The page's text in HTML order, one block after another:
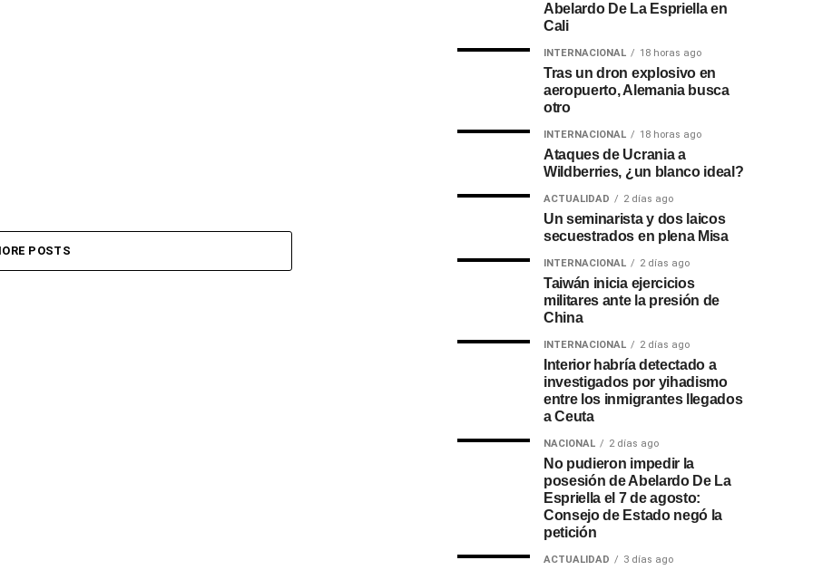
POSTS
Abelardo De La Espriella en
Cali
INTERNACIONAL 18 horas ago
Tras un dron explosivo en
aeropuerto, Alemania busca
otro
INTERNACIONAL 18 horas ago
Ataques de Ucrania a
Wildberries, ¿un blanco ideal?
ACTUALIDAD 2 días ago
Un seminarista y dos laicos
secuestrados en plena Misa
INTERNACIONAL 2 días ago
Taiwán inicia ejercicios
militares ante la presión de
China
INTERNACIONAL 2 días ago
Interior habría detectado a
investigados por yihadismo
entre los inmigrantes llegados
a Ceuta
NACIONAL 2 días ago
No pudieron impedir la
posesión de Abelardo De La
Espriella el 7 de agosto:
Consejo de Estado negó la
petición
ACTUALIDAD 3 días ago